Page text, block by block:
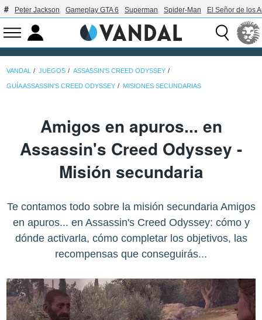
Peter Jackson Gameplay GTA 6 Superman Spider-Man El Señor de los
VANDAL JUEGOS ASSASSIN'S CREED ODYSSEY
GUÍA ASSASSIN'S CREED ODYSSEY MISIONES SECUNDARIAS
Amigos en apuros... en
Assassin's Creed Odyssey -
Misión secundaria
Te contamos todo sobre la misión secundaria Amigos
en apuros... en Assassin's Creed Odyssey: cómo y
dónde activarla, cómo completar los objetivos, las
recompensas que conseguirás...